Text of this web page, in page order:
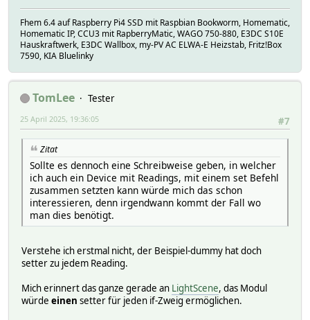
Fhem 6.4 auf Raspberry Pi4 SSD mit Raspbian Bookworm, Homematic,
Homematic IP, CCU3 mit RapberryMatic, WAGO 750-880, E3DC S10E
Hauskraftwerk, E3DC Wallbox, my-PV AC ELWA-E Heizstab, Fritz!Box
7590, KIA Bluelinky
TomLee
Tester
#7
25 April 2025, 19:36:05
Zitat
Sollte es dennoch eine Schreibweise geben, in welcher
ich auch ein Device mit Readings, mit einem set Befehl
zusammen setzten kann würde mich das schon
interessieren, denn irgendwann kommt der Fall wo
man dies benötigt.
Verstehe ich erstmal nicht, der Beispiel-dummy hat doch
setter zu jedem Reading.
Mich erinnert das ganze gerade an LightScene, das Modul
würde einen setter für jeden if-Zweig ermöglichen.